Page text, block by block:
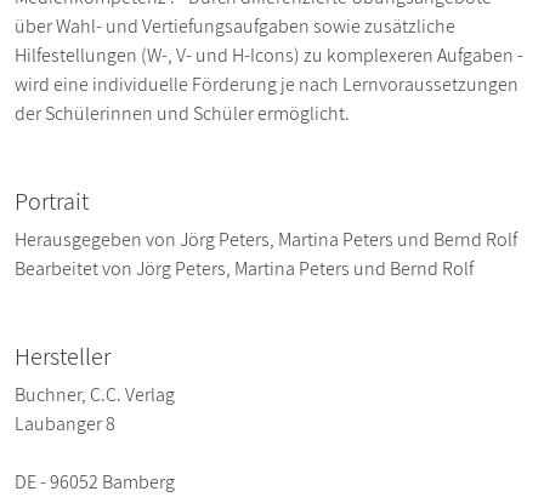
über Wahl- und Vertiefungsaufgaben sowie zusätzliche
Hilfestellungen (W-, V- und H-Icons) zu komplexeren Aufgaben -
wird eine individuelle Förderung je nach Lernvoraussetzungen
der Schülerinnen und Schüler ermöglicht.
Portrait
Herausgegeben von Jörg Peters, Martina Peters und Bernd Rolf
Bearbeitet von Jörg Peters, Martina Peters und Bernd Rolf
Hersteller
Buchner, C.C. Verlag
Laubanger 8
DE - 96052 Bamberg